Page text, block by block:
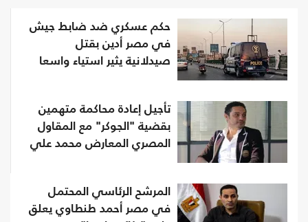
حكم عسكري ضد ضابط جيش
في مصر أدين بقتل
صيدلانية يثير استياء واسعا
تأجيل إعادة محاكمة متهمين
بقضية "الجوكر" مع المقاول
المصري المعارض محمد علي
المرشح الرئاسي المحتمل
في مصر أحمد طنطاوي يعلق